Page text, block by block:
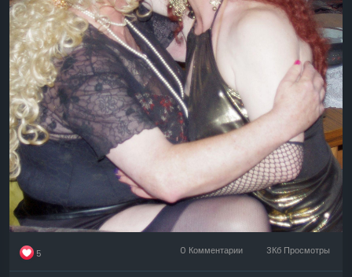
5 0 Комментарии 3Кб Просмотры